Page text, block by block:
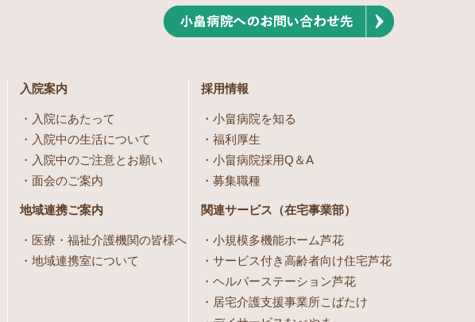
入院案内
入院にあたって
入院中の生活について
入院中のご注意とお願い
面会のご案内
地域連携ご案内
医療・福祉介護機関の皆様へ
地域連携室について
採用情報
小畠病院を知る
福利厚生
小畠病院採用Q＆A
募集職種
関連サービス（在宅事業部）
小規模多機能ホーム芦花
サービス付き高齢者向け住宅芦花
ヘルパーステーション芦花
居宅介護支援事業所こばたけ